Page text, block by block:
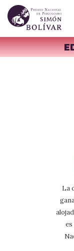
La